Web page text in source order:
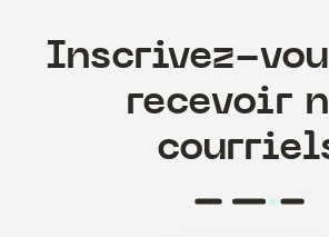
Inscrivez-
recevoir